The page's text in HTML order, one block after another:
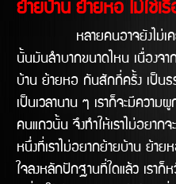
ย้ายบ้าน ย้ายหอ ไม่ใช่เรื่
หลายคนอาจยังไม่เคยเข้
นั้นมันลำบากขนาดไหน เนื่องจา
บ้าน ย้ายหอ กันสักกี่ครั้ง เป็นธ
เป็นเวลานาน ๆ เราก็จะมีคว
คนแถวนั้น จึงทำให้เราไม่อยาก
หนึ่งที่เราไม่อยากย้ายบ้าน ย้า
ใจลงหลักปักฐานที่ใดแล้ว เราก็